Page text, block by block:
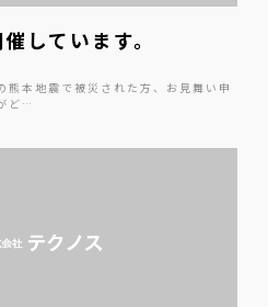
しています。
本地震で被災された方、お見舞い申
ど…